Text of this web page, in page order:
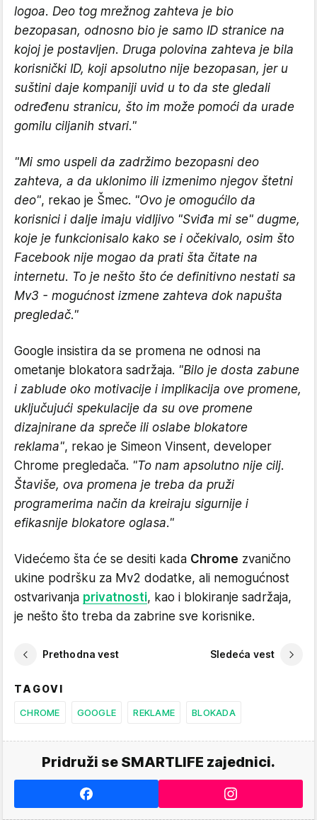
logoa. Deo tog mrežnog zahteva je bio
bezopasan, odnosno bio je samo ID stranice na
kojoj je postavljen. Druga polovina zahteva je bila
korisnički ID, koji apsolutno nije bezopasan, jer u
suštini daje kompaniji uvid u to da ste gledali
određenu stranicu, što im može pomoći da urade
gomilu ciljanih stvari."
"Mi smo uspeli da zadržimo bezopasni deo
zahteva, a da uklonimo ili izmenimo njegov štetni
deo", rekao je Šmec. "Ovo je omogućilo da
korisnici i dalje imaju vidljivo "Sviđa mi se" dugme,
koje je funkcionisalo kako se i očekivalo, osim što
Facebook nije mogao da prati šta čitate na
internetu. To je nešto što će definitivno nestati sa
Mv3 - mogućnost izmene zahteva dok napušta
pregledač."
Google insistira da se promena ne odnosi na
ometanje blokatora sadržaja. "Bilo je dosta zabune
i zablude oko motivacije i implikacija ove promene,
uključujući spekulacije da su ove promene
dizajnirane da spreče ili oslabe blokatore
reklama", rekao je Simeon Vinsent, developer
Chrome pregledača. "To nam apsolutno nije cilj.
Štaviše, ova promena je treba da pruži
programerima način da kreiraju sigurnije i
efikasnije blokatore oglasa."
Videćemo šta će se desiti kada Chrome zvanično
ukine podršku za Mv2 dodatke, ali nemogućnost
ostvarivanja privatnosti, kao i blokiranje sadržaja,
je nešto što treba da zabrine sve korisnike.
Prethodna vest Sledeća vest
TAGOVI
CHROME GOOGLE REKLAME BLOKADA
Pridruži se SMARTLIFE zajednici.